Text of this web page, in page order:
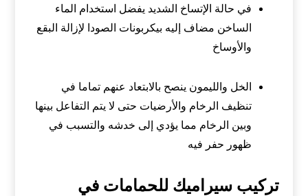
في حالة الإتساخ الشديد يفضل استخدام الماء
الساخن مضاف إليه بيكربونات الصودا لإزالة البقع
والأوساخ
الخل والليمون ينصح بالابتعاد عنهم تماما في
تنظيف الرخام والأرضيات حتى لا يتم التفاعل بينها
وبين الرخام مما يؤدي إلى خدشه والتسبب في
ظهور حفر فيه
تركيب سيراميك للحمامات في